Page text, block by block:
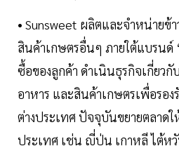
• Sunsweet ผลิตและจำหน่ายข้
สินค้าเกษตรอื่นๆ ภายใต้แบรนด์
ซื้อของลูกค้า ดำเนินธุรกิจเกี่ยว
อาหาร และสินค้าเกษตรเพื่อรอ
ต่างประเทศ ปัจจุบันขยายตลาด
ประเทศ เช่น ญี่ปุ่น เกาหลี ไต้ห